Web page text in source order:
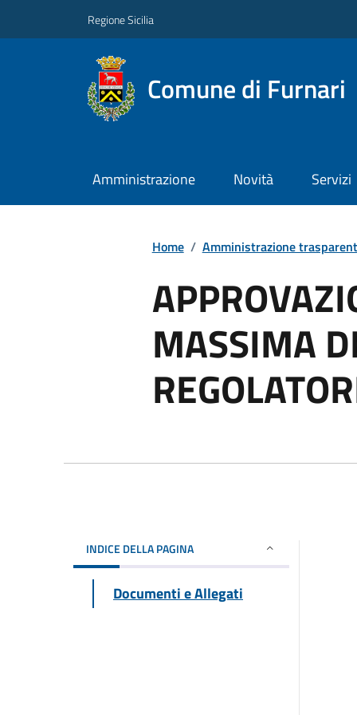
Regione Sicilia
Comune di Furnari
Amministrazione Novità Servizi
Home / Amministrazione
MASSIMA
INDICE DELLA PAGINA
Documenti e Allegati